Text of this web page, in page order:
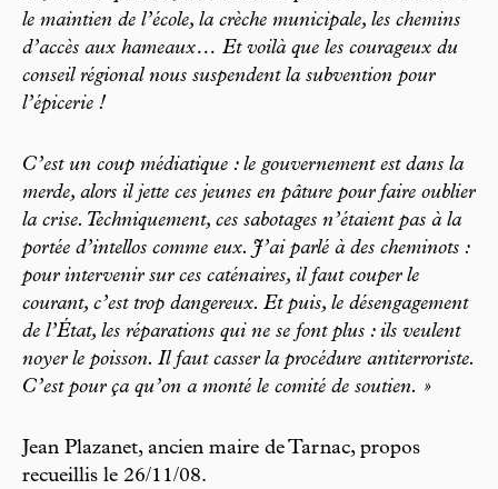
le maintien de l’école, la crèche municipale, les chemins
d’accès aux hameaux… Et voilà que les courageux du
conseil régional nous suspendent la subvention pour
l’épicerie !
C’est un coup médiatique : le gouvernement est dans la
merde, alors il jette ces jeunes en pâture pour faire oublier
la crise. Techniquement, ces sabotages n’étaient pas à la
portée d’intellos comme eux. J’ai parlé à des cheminots :
pour intervenir sur ces caténaires, il faut couper le
courant, c’est trop dangereux. Et puis, le désengagement
de l’État, les réparations qui ne se font plus : ils veulent
noyer le poisson. Il faut casser la procédure antiterroriste.
C’est pour ça qu’on a monté le comité de soutien. »
Jean Plazanet, ancien maire de Tarnac, propos
recueillis le 26/11/08.